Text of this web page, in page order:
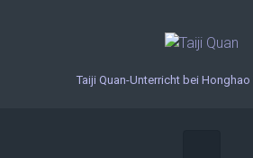
Taiji Quan-Unterricht bei Honghao